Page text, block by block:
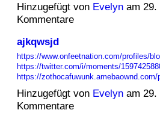
Hinzugefügt von Evelynam 29.
Kommentare
ajkqwsjd
https://www.onfeetnation.com/profiles/
https://twitter.com/i/moments/
https://
Hinzugefügt von Evelynam 29.
Kommentare